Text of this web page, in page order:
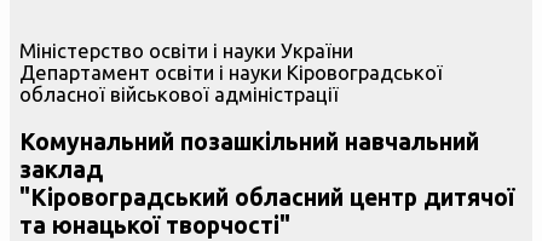
Міністерство освіти і науки України
Департамент освіти і науки Кіровоградської
обласної військової адміністрації
Комунальний позашкільний навчальний
заклад
"Кіровоградський обласний центр дитячої
та юнацької творчості"